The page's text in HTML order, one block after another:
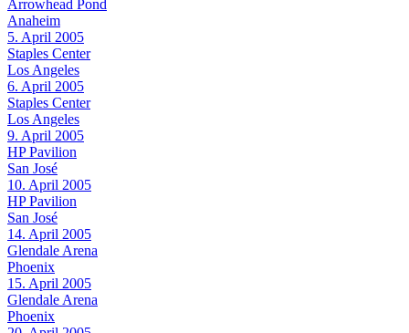
Arrowhead Pond
Anaheim
5. April 2005
Staples Center
Los Angeles
6. April 2005
Staples Center
Los Angeles
9. April 2005
HP Pavilion
San José
10. April 2005
HP Pavilion
San José
14. April 2005
Glendale Arena
Phoenix
15. April 2005
Glendale Arena
Phoenix